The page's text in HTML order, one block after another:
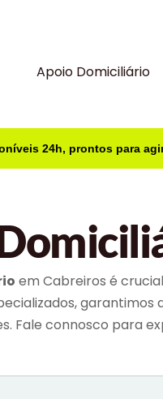
Apoio Domiciliário
24h, prontos para
em Cabreiros é
Fale connosco para